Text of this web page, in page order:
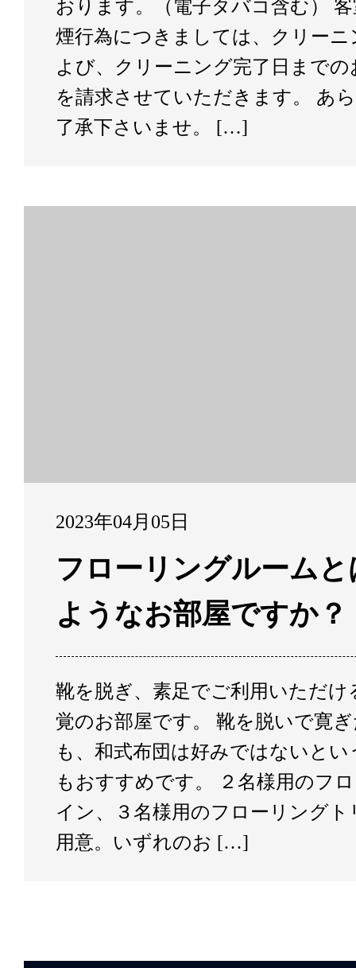
おります。（電子タバコ含む）
煙行為につきましては、クリーニ
よび、クリーニング完了日までの
を請求させていただきます。 あ
了承下さいませ。 […]
2023年04月05日
フローリングルーム
ようなお部屋ですか？
靴を脱ぎ、素足でご利用いただけ
覚のお部屋です。 靴を脱いで寛
も、和式布団は好みではないとい
もおすすめです。 ２名様用のフ
イン、３名様用のフローリング
用意。いずれのお […]